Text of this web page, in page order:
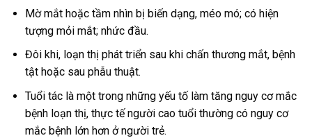
Mờ mắt hoặc tầm nhìn bị biến dạng, méo mó; có hiện
tượng mỏi mắt; nhức đầu.
Đôi khi, loạn thị phát triển sau khi chấn thương mắt, bệnh
tật hoặc sau phẫu thuật.
Tuổi tác là một trong những yếu tố làm tăng nguy cơ mắc
bệnh loạn thị, thực tế người cao tuổi thường có nguy cơ
mắc bệnh lớn hơn ở người trẻ.